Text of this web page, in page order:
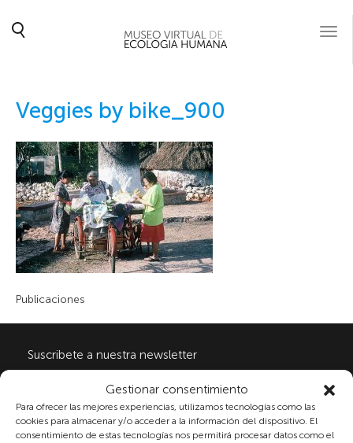
Gestionar consentimiento
Para ofrecer las mejores experiencias, utilizamos tecnologías como las
cookies para almacenar y/o acceder a la información del dispositivo. El
consentimiento de estas tecnologías nos permitirá procesar datos como el
Veggies by bike_900
Publicaciones
Suscribete a nuestra newsletter
Al marcar la casilla y enviar este formulario, usted
consiente expresamente el tratamiento de sus datos